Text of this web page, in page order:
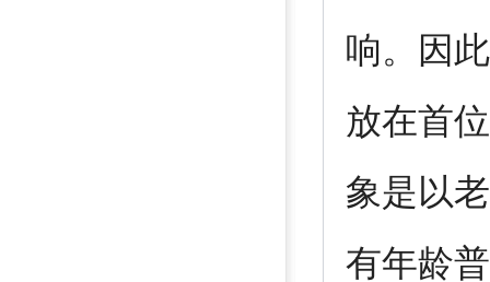
响。因
放在首
象是以
有年龄